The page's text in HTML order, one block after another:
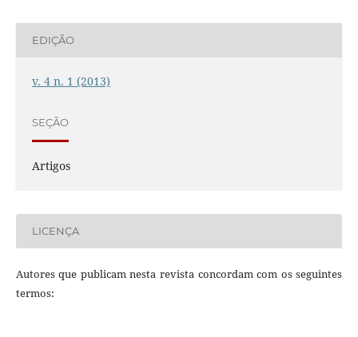
EDIÇÃO
v. 4 n. 1 (2013)
SEÇÃO
Artigos
LICENÇA
Autores que publicam nesta revista concordam com os seguintes
termos: